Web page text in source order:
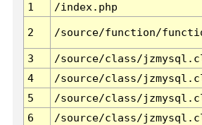
1
/index.php
2 /source/function/
3 /source/class/
4
/source/class/
5
/source/class/
6
/source/class/